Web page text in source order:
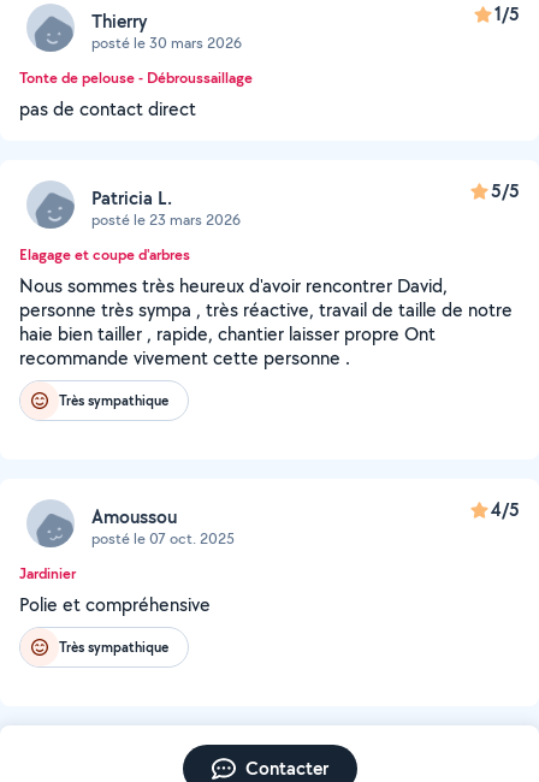
Thierry
posté le 30 mars 2026
1/5
Tonte de pelouse - Débroussaillage
pas de contact direct
Patricia L.
posté le 23 mars 2026
5/5
Elagage et coupe d'arbres
Nous sommes très heureux d'avoir rencontrer David,
personne très sympa , très réactive, travail de taille de notre
haie bien tailler , rapide, chantier laisser propre Ont
recommande vivement cette personne .
Très sympathique
Amoussou
posté le 07 oct. 2025
4/5
Jardinier
Polie et compréhensive
Très sympathique
Contacter